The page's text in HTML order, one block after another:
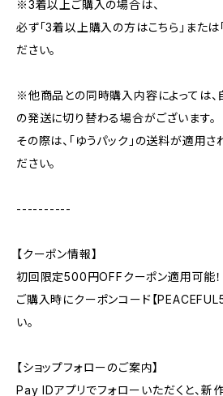
※3着以上ご購入の場合は、
必ず「3着以上購入の方はこちら」または
ださい。
※他商品との同時購入内容によっては、
の発送に切り替わる場合がございます。
その際は、「ゆうパック」の送料が適用
ださい。
----------
【クーポン情報】
初回限定500円OFFクーポン適用可能！
ご購入時にクーポンコード【
い。
【ショップフォローのご案内】
Pay IDアプリでフォローいただくと、新